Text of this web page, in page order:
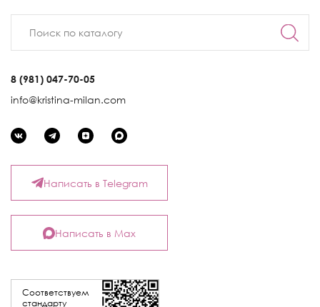
8 (981) 047-70-05
info@kristina-milan.com
Соответствуем
стандарту
Написать в Telegram
Написать в Max